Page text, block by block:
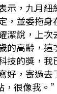
示，九月紐
，並委拖身
潔說，上次
的高齡，這
技的獎，我
好，寄過
，很像我。”